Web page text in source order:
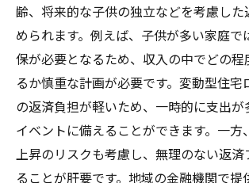
齢、将来的な子供の独立などを考慮した
められます。例えば、子供が多い家庭で
保が必要となるため、収入の中でどの程
るか慎重な計画が必要です。変動型住宅
の返済負担が軽いため、一時的に支出が
イベントに備えることができます。一方
上昇のリスクも考慮し、無理のない返
ることが肝要です。地域の金融機関で提